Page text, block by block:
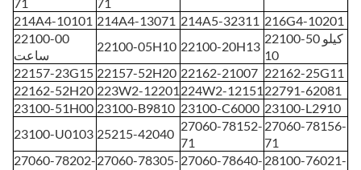
214A4-10101 214A4-13071 214A5-32311 216G4-10201
22100-00
ساعت
22100-05H10 22100-20H13
22100-50 کیلو
10
22157-23G15 22157-52H20 22162-21007 22162-25G11
22162-52H20 223W2-12201 224W2-12151 22791-62081
23100-51H00 23100-B9810 23100-C6000 23100-L2910
23100-U0103 25215-42040
27060-78152-
71
27060-78156-
71
27060-78202-27060-78305- 27060-78640- 28100-76021-